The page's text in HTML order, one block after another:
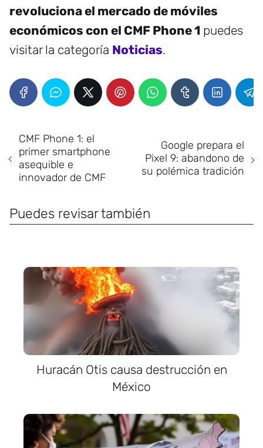
revoluciona el mercado de móviles
económicos con el CMF Phone 1 puedes
visitar la categoría Noticias.
CMF Phone 1: el
primer smartphone
asequible e
innovador de CMF
Google prepara el
Pixel 9: abandono de
su polémica tradición
Puedes revisar también
Huracán Otis causa destrucción en
México